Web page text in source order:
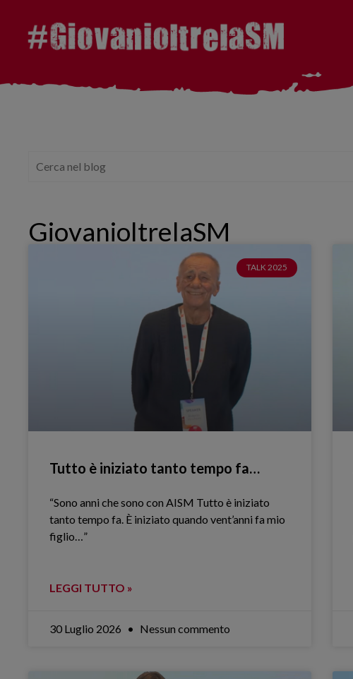
GiovanioltrelaSM
TALK 2025
Tutto è iniziato tanto tempo fa…
“Sono anni che sono con AISM Tutto è iniziato
tanto tempo fa. È iniziato quando vent’anni fa mio
figlio…”
LEGGI TUTTO »
30 Luglio 2026 Nessun commento